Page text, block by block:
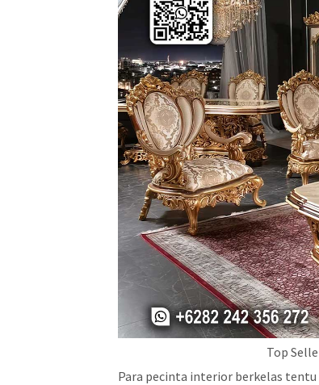
Top
Para pecinta interior berkelas